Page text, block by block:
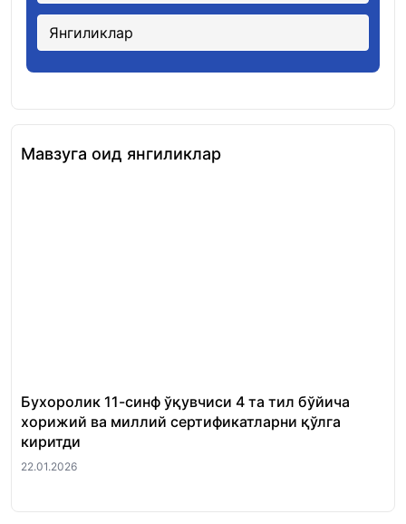
Янгиликлар
Мавзуга оид янгиликлар
Бухоролик 11-синф ўқувчиси 4 та тил бўйича
хорижий ва миллий сертификатларни қўлга
киритди
22.01.2026